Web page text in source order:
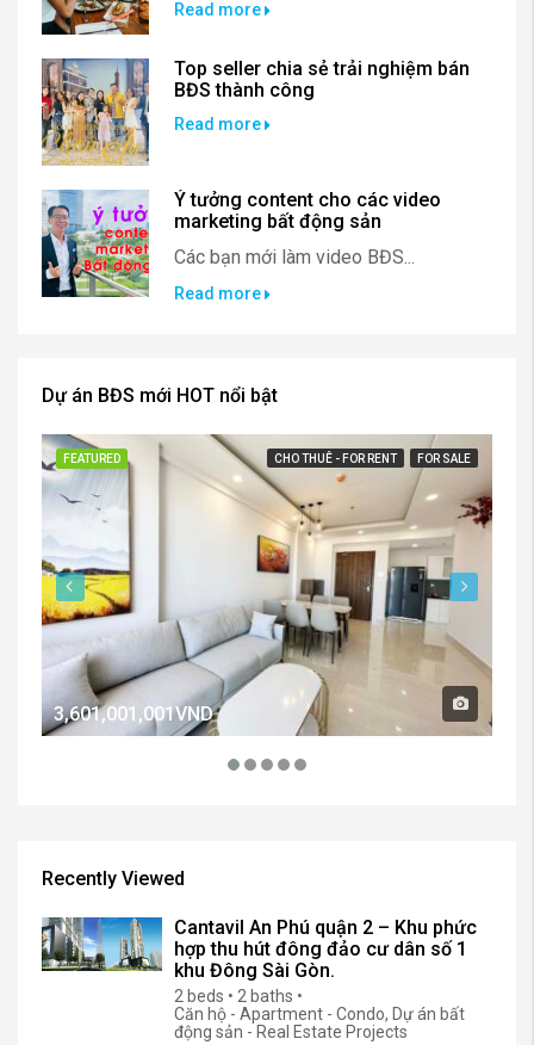
Read more
Top seller chia sẻ trải nghiệm bán
BĐS thành công
Read more
Ý tưởng content cho các video
marketing bất động sản
Các bạn mới làm video BĐS...
Read more
Dự án BĐS mới HOT nổi bật
FEATURED CHO THUÊ - FOR RENT FOR SALE
3,601,001,001VND
Recently Viewed
Cantavil An Phú quận 2 – Khu phức
hợp thu hút đông đảo cư dân số 1
khu Đông Sài Gòn.
2 beds • 2 baths •
Căn hộ - Apartment - Condo, Dự án bất
động sản - Real Estate Projects